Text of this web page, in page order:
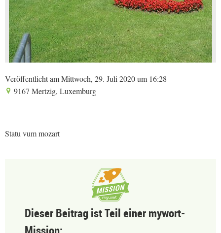
Veröffentlicht am Mittwoch, 29. Juli 2020 um 16:28
9167 Mertzig, Luxemburg
Statu vum mozart
Dieser Beitrag ist Teil einer mywort-